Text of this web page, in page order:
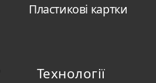
Пластикові картки
Технології